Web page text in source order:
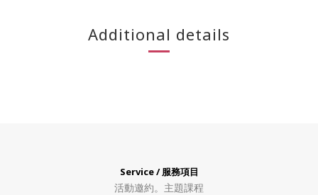
Additional details
Service / 服務項目
活動邀約。 主題課程